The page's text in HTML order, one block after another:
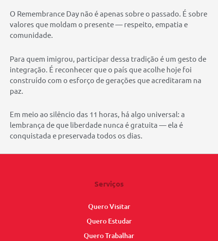
O Remembrance Day não é apenas sobre o passado. É sobre
valores que moldam o presente — respeito, empatia e
comunidade.
Para quem imigrou, participar dessa tradição é um gesto de
integração. É reconhecer que o país que acolhe hoje foi
construído com o esforço de gerações que acreditaram na
paz.
Em meio ao silêncio das 11 horas, há algo universal: a
lembrança de que liberdade nunca é gratuita — ela é
conquistada e preservada todos os dias.
Serviços
Quero Visitar
Quero Estudar
Quero Trabalhar